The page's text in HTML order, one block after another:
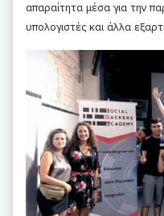
απαραίτητα μέσα για την
υπολογιστές και άλλα